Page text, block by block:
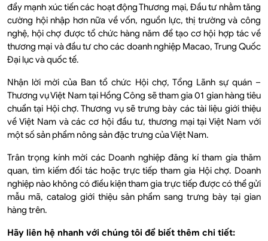
đẩy mạnh xúc tiến các hoạt động Thương mại, Đầu tư nhằm tăng
cường hội nhập hơn nữa về vốn, nguồn lực, thị trường và công
nghệ, hội chợ được tổ chức hàng năm để tạo cơ hội hợp tác về
thương mại và đầu tư cho các doanh nghiệp Macao, Trung Quốc
Đại lục và quốc tế.
Nhận lời mời của Ban tổ chức Hội chợ, Tổng Lãnh sự quán –
Thương vụ Việt Nam tại Hồng Công sẽ tham gia 01 gian hàng tiêu
chuẩn tại Hội chợ. Thương vụ sẽ trưng bày các tài liệu giới thiệu
về Việt Nam và các cơ hội đầu tư, thương mại tại Việt Nam với
một số sản phẩm nông sản đặc trưng của Việt Nam.
Trân trọng kính mời các Doanh nghiệp đăng kí tham gia thăm
quan, tìm kiếm đối tác hoặc trực tiếp tham gia Hội chợ. Doanh
nghiệp nào không có điều kiện tham gia trực tiếp được có thể gửi
mẫu mã, catalog giới thiệu sản phẩm sang trưng bày tại gian
hàng trên.
Hãy liên hệ nhanh với chúng tôi để biết thêm chi tiết: